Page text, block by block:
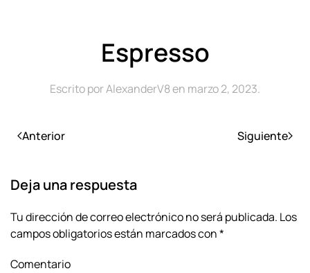
Espresso
Escrito porAlexanderV8en marzo 2, 2023.
Anterior Siguiente
Deja una respuesta
Tu dirección de correo electrónico no será publicada. Los
campos obligatorios están marcados con*
Comentario